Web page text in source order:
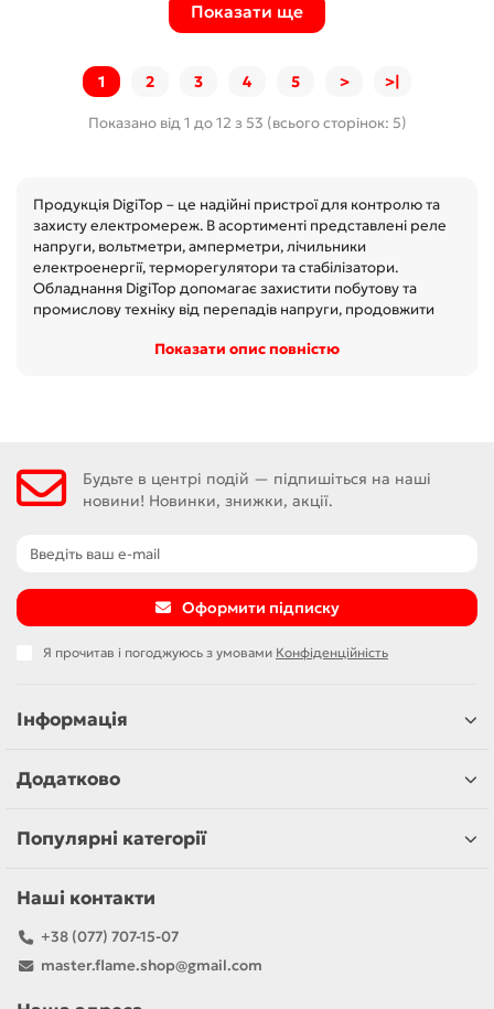
Показати ще
1 2 3 4 5 > >|
Показано від 1 до 12 з 53 (всього сторінок: 5)
Продукція DigiTop – це надійні пристрої для контролю та
захисту електромереж. В асортименті представлені реле
напруги, вольтметри, амперметри, лічильники
електроенергії, терморегулятори та стабілізатори.
Обладнання DigiTop допомагає захистити побутову та
промислову техніку від перепадів напруги, продовжити
електромережі. Пристрої відрізняються точністю,
Показати опис повністю
Показати опис повністю
Будьте в центрі подій — підпишіться на наші
новини! Новинки, знижки, акції.
Оформити підписку
Я прочитав і погоджуюсь з умовами Конфіденційність
Інформація
Додатково
Популярні категорії
Наші контакти
+38 (077) 707-15-07
master.flame.shop@gmail.com